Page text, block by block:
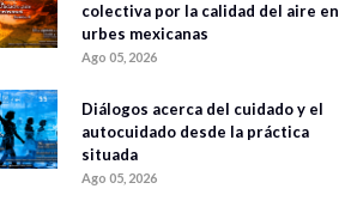
colectiva por la calidad del aire en
urbes mexicanas
Ago 05, 2026
Diálogos acerca del cuidado y el
autocuidado desde la práctica
situada
Ago 05, 2026